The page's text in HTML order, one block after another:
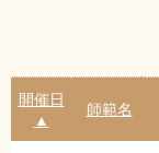
開催日
▲
師範名